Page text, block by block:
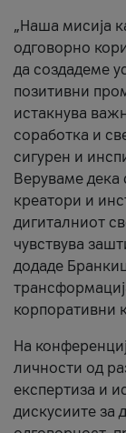
„Наша мисија
одговорно
да создадеме
позитивни
истакнува
соработка и
сигурен и
Веруваме дека
креатори и
дигиталниот
чувствува
додаде
корпоративни
На
личности од
експертиза и
дискусиите за